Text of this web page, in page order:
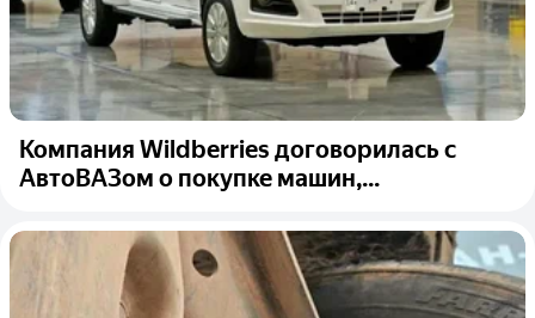
Компания Wildberries договорилась с
АвтоВАЗом о покупке машин,...